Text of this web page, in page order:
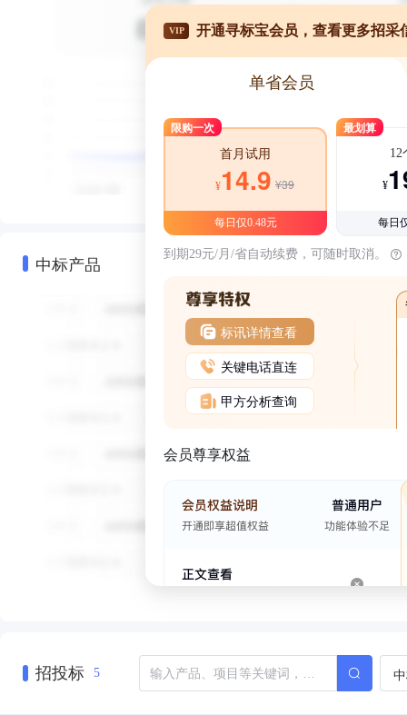
中标产品
VIP 开通寻标宝会员，查看更多招采
单省会员
限购一次
首月试用
¥14.9 ¥39
每日仅0.48元
最划算
12
¥
每日
到期29元/月/省自动续费，可随时取消。
标讯详情查看
关键电话直连
甲方分析查询
会员尊享权益
招投标 5